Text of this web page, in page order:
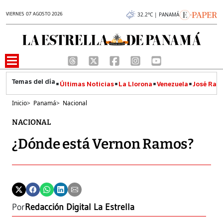
VIERNES 07 AGOSTO 2026 32.2°C | PANAMÁ
Últimas Noticias La Llorona Venezuela José
Inicio> Panamá> Nacional
NACIONAL
¿Dónde está Vernon Ramos?
PorRedacción Digital La Estrella